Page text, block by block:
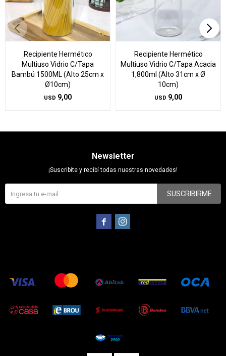
Recipiente Hermético
Multiuso Vidrio C/Tapa
Bambú 1500ML (Alto 25cm x
Ø10cm)
USD 9,00
Recipiente Hermético
Multiuso Vidrio C/Tapa Acacia
1,800ml (Alto 31cm x Ø
10cm)
USD 9,00
Newsletter
¡Suscribite y recibí todas nuestras novedades!
SUSCRIBIRME
 